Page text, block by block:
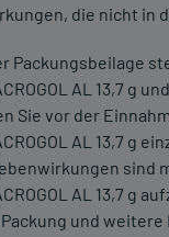
die nicht in
Packungsbeilage
AL 13,7 g
Sie vor der
AL 13,7 g
sind
AL 13,7 g
und